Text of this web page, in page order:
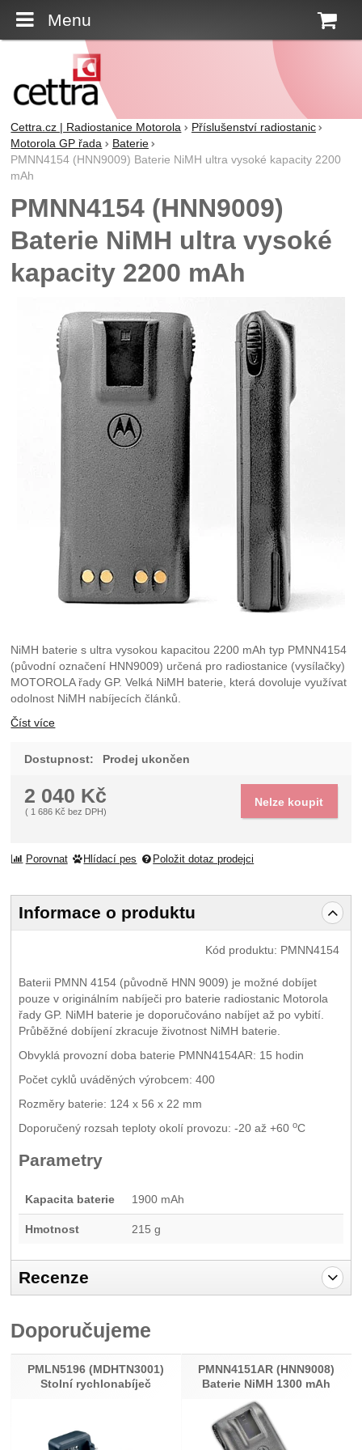
Menu
Cettra.cz | Radiostanice Motorola
Příslušenství radiostanic
Motorola GP řada
Baterie
PMNN4154 (HNN9009) Baterie NiMH ultra vysoké kapacity 2200
mAh
PMNN4154 (HNN9009)
Baterie NiMH ultra vysoké
kapacity 2200 mAh
Fotografie
NiMH baterie s ultra vysokou kapacitou 2200 mAh typ PMNN4154
(původní označení HNN9009) určená pro radiostanice (vysílačky)
MOTOROLA řady GP. Velká NiMH baterie, která dovoluje využívat
odolnost NiMH nabíjecích článků.
Číst více
Dostupnost: Prodej ukončen
2 040 Kč
(1 686 Kč bez DPH)
Nelze koupit
Porovnat Hlídací pes Položit dotaz prodejci
Informace o produktu
Kód produktu: PMNN4154
Baterii PMNN 4154 (původně HNN 9009) je možné dobíjet
pouze v originálním nabíječi pro baterie radiostanic Motorola
řady GP. NiMH baterie je doporučováno nabíjet až po vybití.
Průběžné dobíjení zkracuje životnost NiMH baterie.
Obvyklá provozní doba baterie PMNN4154AR: 15 hodin
Počet cyklů uváděných výrobcem: 400
Rozměry baterie: 124 x 56 x 22 mm
Doporučený rozsah teploty okolí provozu: -20 až +60 oC
Parametry
Kapacita baterie 1900 mAh
Hmotnost 215 g
Recenze
Recenze
Nebyla přidána žádná recenze.
Doporučujeme
PMLN5196 (MDHTN3001)
Stolní rychlonabíječ
PMNN4151AR (HNN9008)
Baterie NiMH 1300 mAh